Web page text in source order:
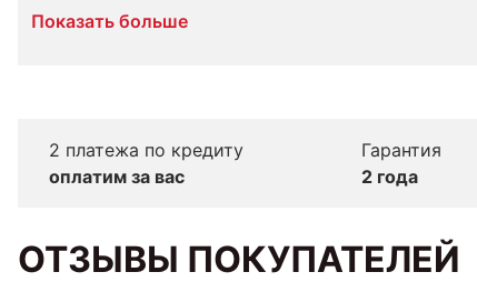
Показать больше
2 платежа по кредиту
оплатим за вас
Гарантия
2 года
ОТЗЫВЫ ПОКУПАТЕЛЕЙ